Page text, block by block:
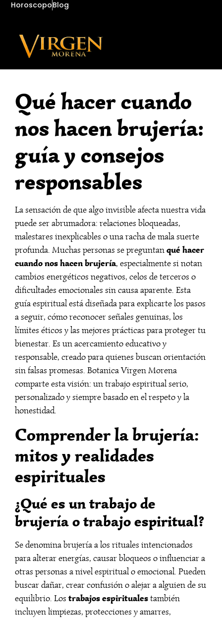
HoroscopoBlog
Qué hacer cuando
nos hacen brujería:
guía y consejos
responsables
La sensación de que algo invisible afecta nuestra vida
puede ser abrumadora: relaciones bloqueadas,
malestares inexplicables o una racha de mala suerte
profunda. Muchas personas se preguntanqué hacer
cuando nos hacen brujería, especialmente si notan
cambios energéticos negativos, celos de terceros o
dificultades emocionales sin causa aparente. Esta
guía espiritual está diseñada para explicarte los pasos
a seguir, cómo reconocer señales genuinas, los
límites éticos y las mejores prácticas para proteger tu
bienestar. Es un acercamiento educativo y
responsable, creado para quienes buscan orientación
sin falsas promesas. Botanica Virgen Morena
comparte esta visión: un trabajo espiritual serio,
personalizado y siempre basado en el respeto y la
honestidad.
Comprender la brujería:
mitos y realidades
espirituales
¿Qué es un trabajo de
brujería o trabajo espiritual?
Se denomina brujería a los rituales intencionados
para alterar energías, causar bloqueos o influenciar a
otras personas a nivel espiritual o emocional. Pueden
buscar dañar, crear confusión o alejar a alguien de su
equilibrio. Los trabajos espiritualestambién
incluyen limpiezas, protecciones y amarres,